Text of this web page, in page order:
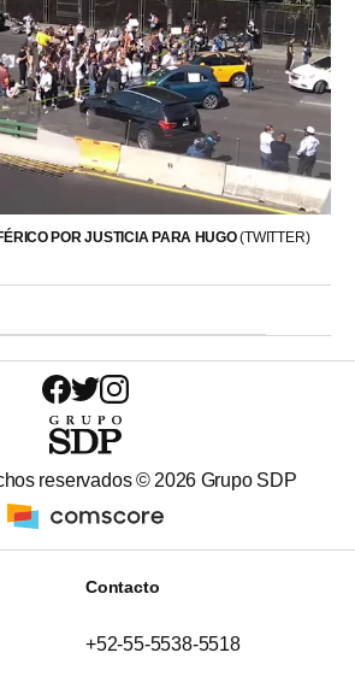
POR JUSTICIA PARA HUGO(TWITTER)
reservados © 2026 Grupo SDP
Contacto
+52-55-5538-5518